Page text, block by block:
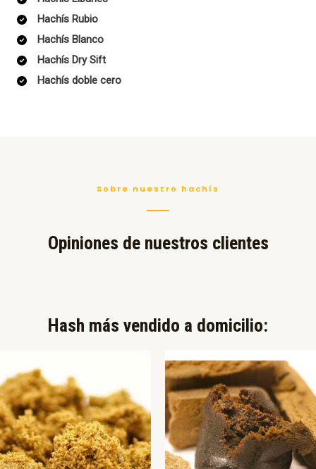
Hachís Rubio
Hachís Blanco
Hachís Dry Sift
Hachís doble cero
Sobre nuestro hachís
Opiniones de nuestros clientes
Hash más vendido a domicilio:​